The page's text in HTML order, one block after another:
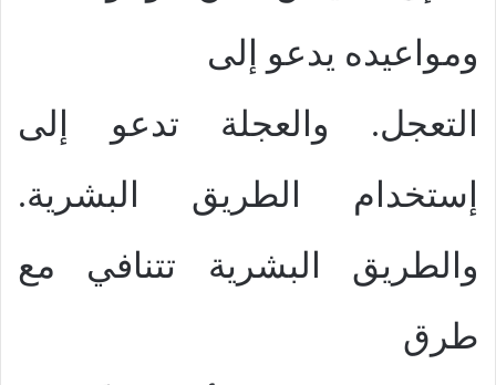
ومواعيده يدعو إلى
التعجل. والعجلة تدعو إلى
إستخدام الطريق البشرية.
والطريق البشرية تتنافي مع
طرق